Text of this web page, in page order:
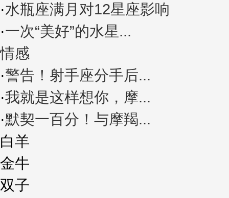
·水瓶座满月对12星座影响
·一次“美好”的水星...
情感
·警告！射手座分手后...
·我就是这样想你，摩...
·默契一百分！与摩羯...
白羊
金牛
双子